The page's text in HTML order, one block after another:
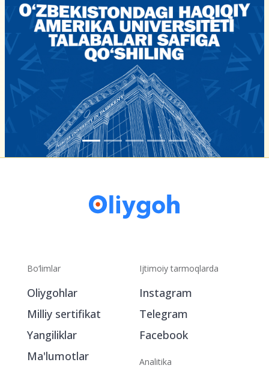
Bo‘limlar
Oliygohlar
Milliy sertifikat
Yangiliklar
Ma'lumotlar
Ijtimoiy tarmoqlarda
Instagram
Telegram
Facebook
Analitika